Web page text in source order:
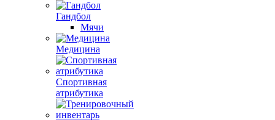
Гандбол
Мячи
Медицина
Спортивная
атрибутика